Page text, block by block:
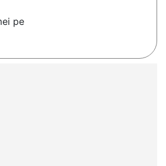
pe